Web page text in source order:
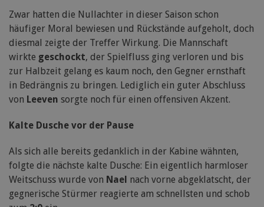
Zwar hatten die Nullachter in dieser Saison schon
häufiger Moral bewiesen und Rückstände aufgeholt, doch
diesmal zeigte der Treffer Wirkung. Die Mannschaft
wirkte geschockt, der Spielfluss ging verloren und bis
zur Halbzeit gelang es kaum noch, den Gegner ernsthaft
in Bedrängnis zu bringen. Lediglich ein guter Abschluss
von Leeven sorgte noch für einen offensiven Akzent.
Kalte Dusche vor der Pause
Als sich alle bereits gedanklich in der Kabine wähnten,
folgte die nächste kalte Dusche: Ein eigentlich harmloser
Weitschuss wurde von Nael nach vorne abgeklatscht, der
gegnerische Stürmer reagierte am schnellsten und schob